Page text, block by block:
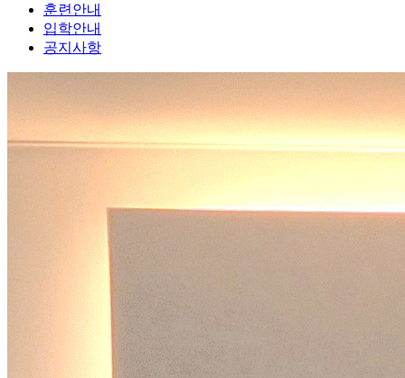
훈련안내
입학안내
공지사항